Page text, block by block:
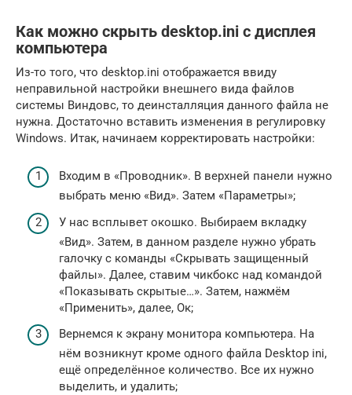
Как можно скрыть desktop.ini с дисплея
компьютера
Из-то того, что desktop.ini отображается ввиду
неправильной настройки внешнего вида файлов
системы Виндовс, то деинсталляция данного файла не
нужна. Достаточно вставить изменения в регулировку
Windows. Итак, начинаем корректировать настройки:
Входим в «Проводник». В верхней панели нужно
выбрать меню «Вид». Затем «Параметры»;
У нас всплывет окошко. Выбираем вкладку
«Вид». Затем, в данном разделе нужно убрать
галочку с команды «Скрывать защищенный
файлы». Далее, ставим чикбокс над командой
«Показывать скрытые…». Затем, нажмём
«Применить», далее, Ок;
Вернемся к экрану монитора компьютера. На
нём возникнут кроме одного файла Desktop ini,
ещё определённое количество. Все их нужно
выделить, и удалить;